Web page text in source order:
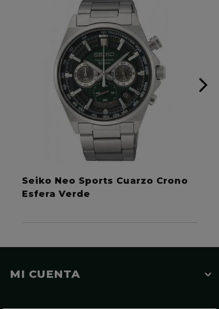
Seiko Neo Sports Cuarzo Crono
Esfera Verde
MI CUENTA